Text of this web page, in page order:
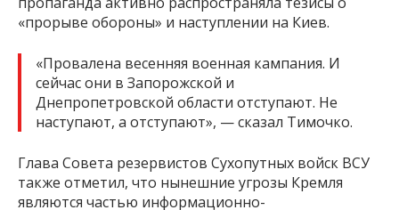
«прорыве обороны» и наступлении на Киев.
«Провалена весенняя военная кампания. И
сейчас они в Запорожской и
Днепропетровской области отступают. Не
наступают, а отступают», — сказал Тимочко.
Глава Совета резервистов Сухопутных войск ВСУ
также отметил, что нынешние угрозы Кремля
являются частью информационно-